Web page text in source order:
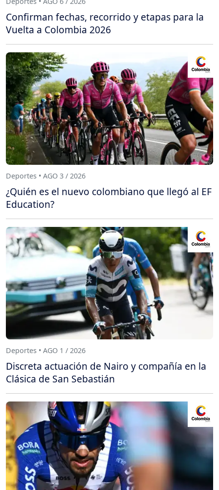
Confirman fechas, recorrido y etapas para la
Vuelta a Colombia 2026
Deportes • AGO 3 / 2026
¿Quién es el nuevo colombiano que llegó al EF
Education?
Deportes • AGO 1 / 2026
Discreta actuación de Nairo y compañía en la
Clásica de San Sebastián